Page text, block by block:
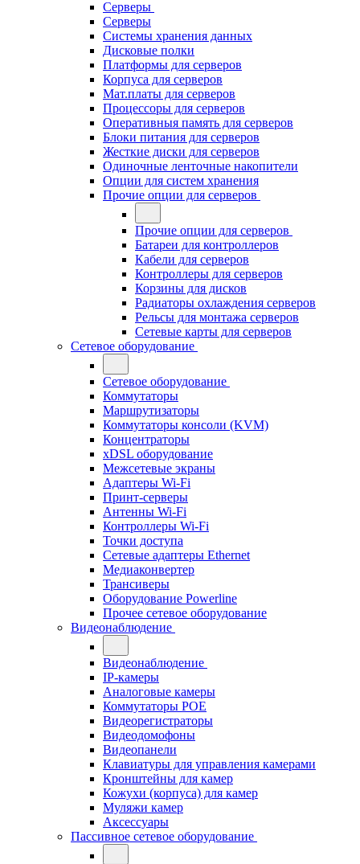
Серверы
Серверы
Системы хранения данных
Дисковые полки
Платформы для серверов
Корпуса для серверов
Мат.платы для серверов
Процессоры для серверов
Оперативныя память для серверов
Блоки питания для серверов
Жесткие диски для серверов
Одиночные ленточные накопители
Опции для систем хранения
Прочие опции для серверов
Прочие опции для серверов
Батареи для контроллеров
Кабели для серверов
Контроллеры для серверов
Корзины для дисков
Радиаторы охлаждения серверов
Рельсы для монтажа серверов
Сетевые карты для серверов
Сетевое оборудование
Сетевое оборудование
Коммутаторы
Маршрутизаторы
Коммутаторы консоли (KVM)
Концентраторы
xDSL оборудование
Межсетевые экраны
Адаптеры Wi-Fi
Принт-серверы
Антенны Wi-Fi
Контроллеры Wi-Fi
Точки доступа
Сетевые адаптеры Ethernet
Медиаконвертер
Трансиверы
Оборудование Powerline
Прочее сетевое оборудование
Видеонаблюдение
Видеонаблюдение
IP-камеры
Аналоговые камеры
Коммутаторы POE
Видеорегистраторы
Видеодомофоны
Видеопанели
Клавиатуры для управления камерами
Кронштейны для камер
Кожухи (корпуса) для камер
Муляжи камер
Аксессуары
Пассивное сетевое оборудование